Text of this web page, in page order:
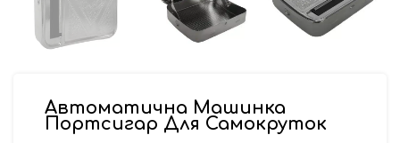
Автоматична Машинка
Портсигар Для Самокруток